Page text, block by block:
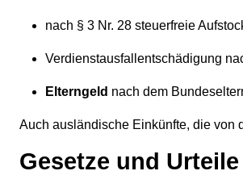
nach § 3 Nr. 28 steuerfreie
Verdienstausfallentschädigung
Elterngeld nach dem
Auch ausländische Einkünfte, die von
Gesetze und